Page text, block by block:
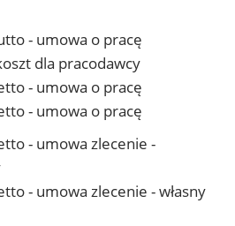
- umowa o pracę
dla pracodawcy
- umowa o pracę
- umowa o pracę
- umowa zlecenie -
- umowa zlecenie - własny